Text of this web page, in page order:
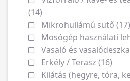
(14)
Mikrohullámú sütő (17)
Mosógép használati
Vasaló és
Erkély / Terasz (16)
Kilátás (hegyre, tóra,